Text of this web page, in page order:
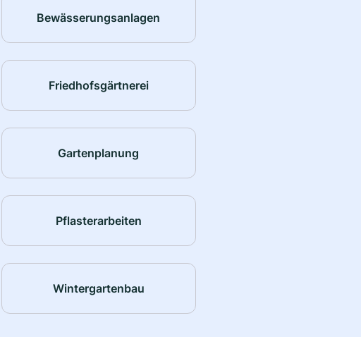
Bewässerungsanlagen
Friedhofsgärtnerei
Gartenplanung
Pflasterarbeiten
Wintergartenbau